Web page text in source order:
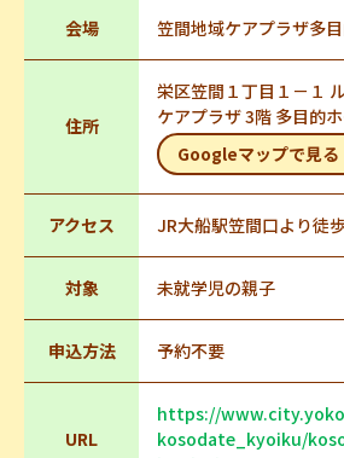
会場 笠間地域ケアプラザ多
住所
栄区笠間１丁目１－１
ケアプラザ 3階 多目的
Googleマップで見る
アクセス JR大船駅笠間口より徒
対象 未就学児の親子
申込方法 予約不要
URL
https://
kosodate_kyoiku/